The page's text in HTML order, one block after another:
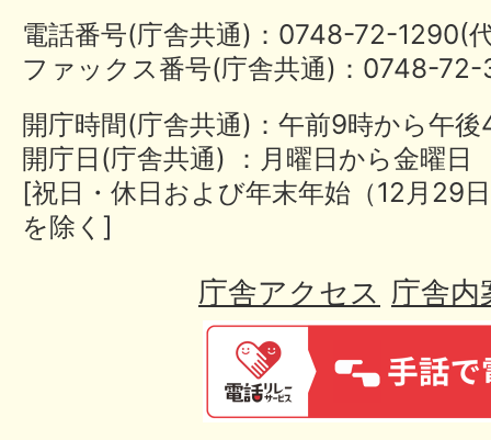
電話番号(庁舎共通)：0748-72-
ファックス番号(庁舎共通)：0748-
開庁時間(庁舎共通)：午前9時から午
開庁日(庁舎共通) ：月曜日から金曜日
[祝日・休日および年末年始（12月29
を除く]
庁舎アクセス 庁舎内